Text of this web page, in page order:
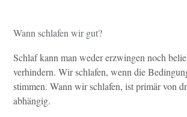
Wann schlafen wir gut?
Schlaf kann man weder erzwingen noch
verhindern. Wir schlafen, wenn die
stimmen. Wann wir schlafen, ist primär von
abhängig.